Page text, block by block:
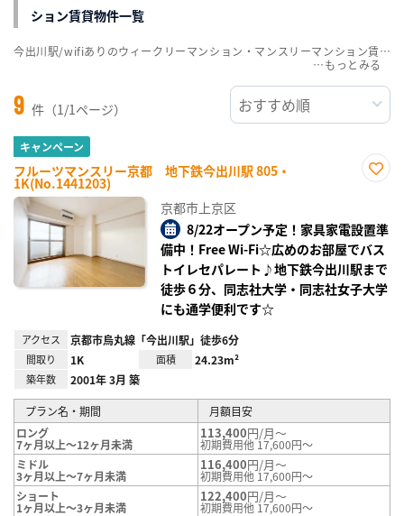
ション賃貸物件一覧
9 件（1/1ページ）
キャンペーン
フルーツマンスリー京都 地下鉄今出川駅 805・
1K(No.1441203)
録
京都市上京区
8/22オープン予定！家具家電設置準
備中！Free Wi-Fi☆広めのお部屋でバス
トイレセパレート♪地下鉄今出川駅まで
徒歩６分、同志社大学・同志社女子大学
にも通学便利です☆
アクセス 京都市烏丸線「今出川駅」徒歩6分
間取り 1K 面積 24.23m²
築年数 2001年 3月 築
プラン名・期間
月額目安
ロング
7ヶ月以上～12ヶ月未満
113,400円/月～
初期費用他 17,600円～
ミドル
3ヶ月以上～7ヶ月未満
116,400円/月～
初期費用他 17,600円～
ショート
1ヶ月以上～3ヶ月未満
122,400円/月～
初期費用他 17,600円～
今出川駅/wifiありのウィークリーマンション・マンスリーマンション賃貸物件一覧を掲載中。敷金・礼金無料、家具・家電付をご紹介。こだわり条件での絞込みも簡単！
…